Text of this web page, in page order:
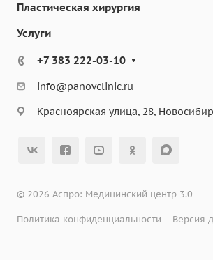
Пластическая хирургия
Услуги
+7 383 222-03-10
info@panovclinic.ru
Красноярская улица, 28,
© 2026 Аспро: Медицинский центр 3.0
Политика конфиденциальности Версия